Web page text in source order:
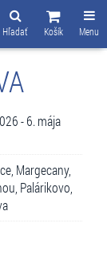
Menu
Košík
Hľadať
- 6. mája
Margecany,
Palárikovo,